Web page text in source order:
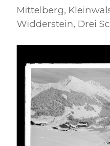
Mittelberg,
Widderstein, Drei